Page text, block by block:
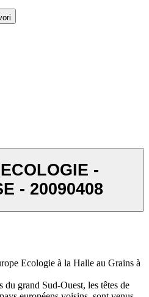
-
- 20090408
Ecologie à la Halle au Grains à
du grand Sud-Ouest, les têtes de